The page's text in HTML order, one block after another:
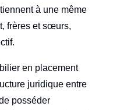
à une même
frères et sœurs,
en placement
juridique entre
posséder